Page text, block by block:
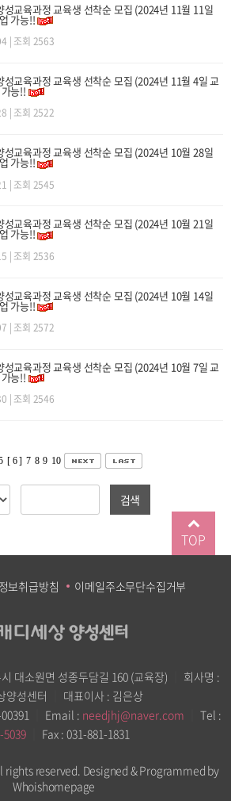
교육과정 교육생 선착순 모집 (2024년 11월 11일
가능!!
| 조회 2563
교육과정 교육생 선착순 모집 (2024년 11월 4일 교
능!!
| 조회 2522
교육과정 교육생 선착순 모집 (2024년 10월 28일
가능!!
| 조회 2545
교육과정 교육생 선착순 모집 (2024년 10월 21일
가능!!
| 조회 2536
교육과정 교육생 선착순 모집 (2024년 10월 14일
가능!!
| 조회 2572
교육과정 교육생 선착순 모집 (2024년 10월 7일 교
능!!
| 조회 2546
[ 6 ] 7 8 9 10
검색
보취급방침 이메일주소무단수집거부
대소원면 성종두담길 160 (교육장)
회사명 :
양성센터
대표이사 : 김은상
Email : needjhj@naver.com
Tel :
5039
Fax : 031-881-1831
rights reserved. Designed & Programmed by
Whoishomepage
TOP